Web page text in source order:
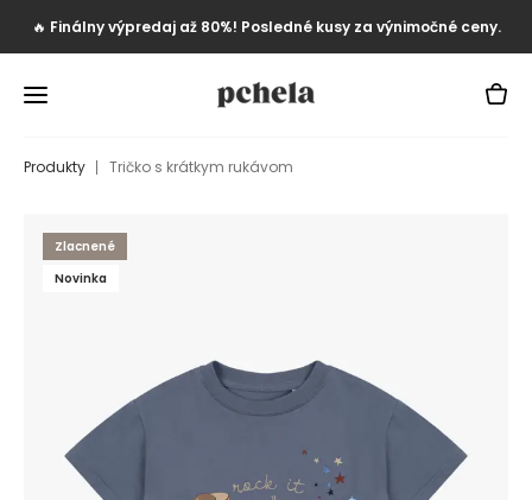
🔥 Finálny výpredaj až 80%! Posledné kusy za výnimočné ceny.
Produkty Tričko s krátkym rukávom
Zlacnené
Novinka